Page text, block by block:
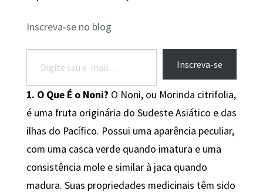
Inscreva-se no blog
Digite seu e-mail…
Inscreva-se
1. O Que É o Noni? O Noni, ou Morinda citrifolia,
é uma fruta originária do Sudeste Asiático e das
ilhas do Pacífico. Possui uma aparência peculiar,
com uma casca verde quando imatura e uma
consistência mole e similar à jaca quando
madura. Suas propriedades medicinais têm sido